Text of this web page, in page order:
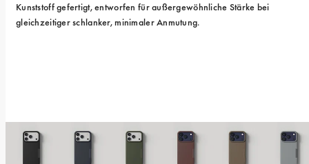
Kunststoff gefertigt, entworfen für außergewöhnliche Stärke bei
gleichzeitiger schlanker, minimaler Anmutung.